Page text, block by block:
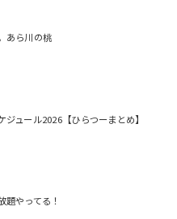
あら川の桃
ュール2026【ひらつーまとめ】
題やってる！